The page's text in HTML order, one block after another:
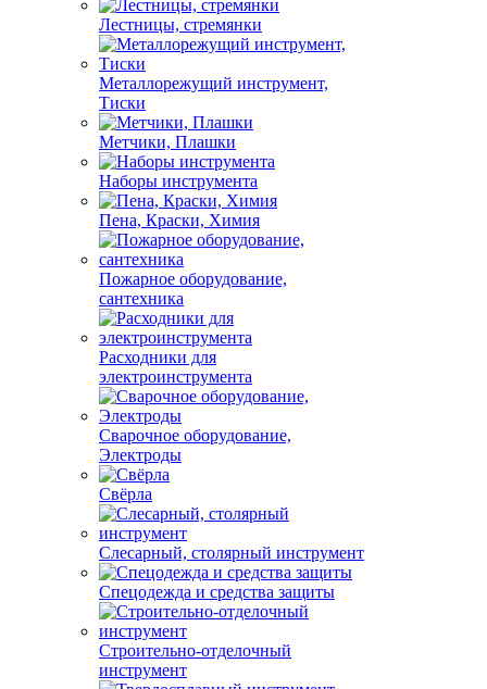
Лестницы, стремянки
Металлорежущий инструмент,
Тиски
Метчики, Плашки
Наборы инструмента
Пена, Краски, Химия
Пожарное оборудование,
сантехника
Расходники для
электроинструмента
Сварочное оборудование,
Электроды
Свёрла
Слесарный, столярный инструмент
Спецодежда и средства защиты
Строительно-отделочный
инструмент